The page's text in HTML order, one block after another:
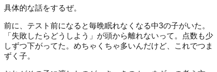
具体的な話をするぜ。
前に、テスト前になると毎晩眠れなくなる中3の子がいた。
「失敗したらどうしよう」が頭から離れないって。点数も少
しずつ下がってた。めちゃくちゃ多いんだけど、これでつま
ずく子。